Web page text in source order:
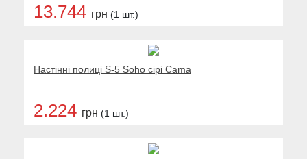
13.744 грн (1 шт.)
Настінні полиці S-5 Soho сірі Cama
2.224 грн (1 шт.)